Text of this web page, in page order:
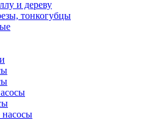
и дереву
тонкогубцы